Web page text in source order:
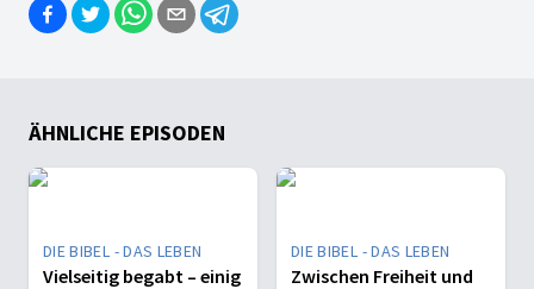
ÄHNLICHE EPISODEN
DIE BIBEL - DAS LEBEN
Vielseitig begabt – einig
DIE BIBEL - DAS LEBEN
Zwischen Freiheit und